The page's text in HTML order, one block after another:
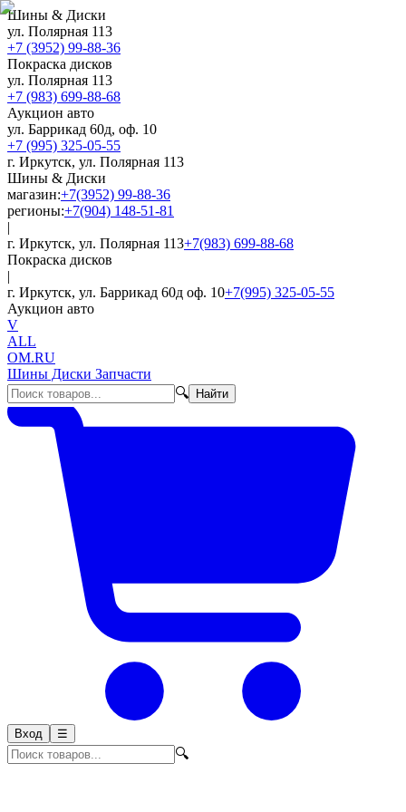
Шины & Диски
ул. Полярная 113
+7 (3952) 99-88-36
Покраска дисков
ул. Полярная 113
+7 (983) 699-88-68
Аукцион авто
ул. Баррикад 60д, оф. 10
+7 (995) 325-05-55
г. Иркутск, ул. Полярная 113
Шины & Диски
магазин:+7(3952) 99-88-36
регионы:+7(904) 148-51-81
|
г. Иркутск, ул. Полярная 113+7(983) 699-88-68
Покраска дисков
|
г. Иркутск, ул. Баррикад 60д оф. 10+7(995) 325-05-55
Аукцион авто
V
ALL
OM.RU
Шины Диски Запчасти
🔍
Найти
Вход ☰
🔍